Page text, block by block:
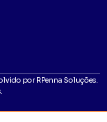
por RPenna Soluções.